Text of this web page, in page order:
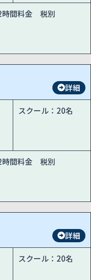
時間料金 税別
詳細
スクール：20名
時間料金 税別
詳細
スクール：20名